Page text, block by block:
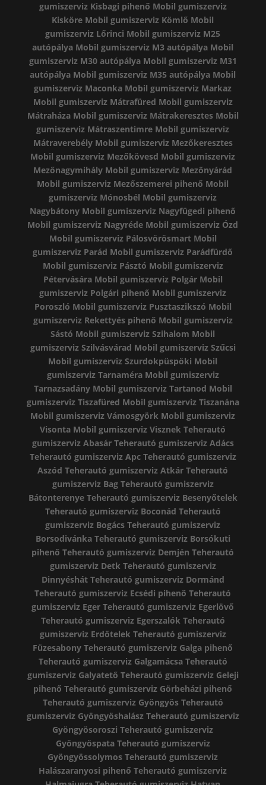
gumiszerviz Kisbagi pihenő Mobil gumiszerviz
Kisköre Mobil gumiszerviz Kömlő Mobil
gumiszerviz Lőrinci Mobil gumiszerviz M25
autópálya Mobil gumiszerviz M3 autópálya Mobil
gumiszerviz M30 autópálya Mobil gumiszerviz M31
autópálya Mobil gumiszerviz M35 autópálya Mobil
gumiszerviz Maconka Mobil gumiszerviz Markaz
Mobil gumiszerviz Mátrafüred Mobil gumiszerviz
Mátraháza Mobil gumiszerviz Mátrakeresztes Mobil
gumiszerviz Mátraszentimre Mobil gumiszerviz
Mátraverebély Mobil gumiszerviz Mezőkeresztes
Mobil gumiszerviz Mezőkövesd Mobil gumiszerviz
Mezőnagymihály Mobil gumiszerviz Mezőnyárád
Mobil gumiszerviz Mezőszemerei pihenő Mobil
gumiszerviz Mónosbél Mobil gumiszerviz
Nagybátony Mobil gumiszerviz Nagyfügedi pihenő
Mobil gumiszerviz Nagyréde Mobil gumiszerviz Ózd
Mobil gumiszerviz Pálosvörösmart Mobil
gumiszerviz Parád Mobil gumiszerviz Parádfürdő
Mobil gumiszerviz Pásztó Mobil gumiszerviz
Pétervására Mobil gumiszerviz Polgár Mobil
gumiszerviz Polgári pihenő Mobil gumiszerviz
Poroszló Mobil gumiszerviz Pusztaszikszó Mobil
gumiszerviz Rekettyés pihenő Mobil gumiszerviz
Sástó Mobil gumiszerviz Szihalom Mobil
gumiszerviz Szilvásvárad Mobil gumiszerviz Szűcsi
Mobil gumiszerviz Szurdokpüspöki Mobil
gumiszerviz Tarnaméra Mobil gumiszerviz
Tarnazsadány Mobil gumiszerviz Tartanod Mobil
gumiszerviz Tiszafüred Mobil gumiszerviz Tiszanána
Mobil gumiszerviz Vámosgyörk Mobil gumiszerviz
Visonta Mobil gumiszerviz Visznek Teherautó
gumiszerviz Abasár Teherautó gumiszerviz Adács
Teherautó gumiszerviz Apc Teherautó gumiszerviz
Aszód Teherautó gumiszerviz Atkár Teherautó
gumiszerviz Bag Teherautó gumiszerviz
Bátonterenye Teherautó gumiszerviz Besenyőtelek
Teherautó gumiszerviz Boconád Teherautó
gumiszerviz Bogács Teherautó gumiszerviz
Borsodivánka Teherautó gumiszerviz Borsókuti
pihenő Teherautó gumiszerviz Demjén Teherautó
gumiszerviz Detk Teherautó gumiszerviz
Dinnyéshát Teherautó gumiszerviz Dormánd
Teherautó gumiszerviz Ecsédi pihenő Teherautó
gumiszerviz Eger Teherautó gumiszerviz Egerlövő
Teherautó gumiszerviz Egerszalók Teherautó
gumiszerviz Erdőtelek Teherautó gumiszerviz
Füzesabony Teherautó gumiszerviz Galga pihenő
Teherautó gumiszerviz Galgamácsa Teherautó
gumiszerviz Galyatető Teherautó gumiszerviz Geleji
pihenő Teherautó gumiszerviz Görbeházi pihenő
Teherautó gumiszerviz Gyöngyös Teherautó
gumiszerviz Gyöngyöshalász Teherautó gumiszerviz
Gyöngyösoroszi Teherautó gumiszerviz
Gyöngyöspata Teherautó gumiszerviz
Gyöngyössolymos Teherautó gumiszerviz
Halászaranyosi pihenő Teherautó gumiszerviz